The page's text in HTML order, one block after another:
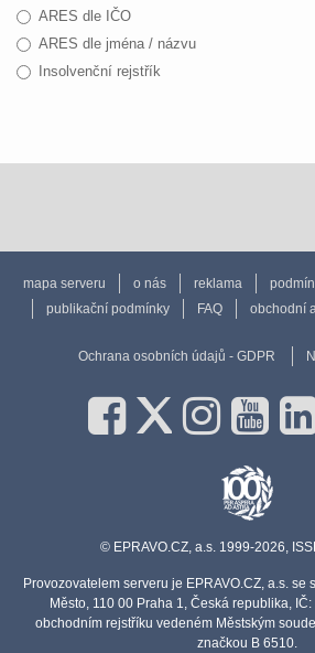
ARES dle IČO
ARES dle jména / názvu
Insolvenční rejstřík
mapa serveru o nás reklama
publikační podmínky
FAQ obchodní
Ochrana osobních údajů - GDPR
© EPRAVO.CZ, a.s. 1999-2026,
Provozovatelem serveru je EPRAVO.CZ, a.s. se
Město, 110 00 Praha 1, Česká republika,
obchodním rejstříku vedeném Městským
značkou B 6510.